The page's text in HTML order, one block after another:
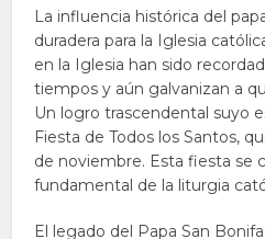
La influencia histórica del
duradera para la Iglesia
en la Iglesia han sido
tiempos y aún galvanizan a
Un logro trascendental suyo
Fiesta de Todos los Santos,
de noviembre. Esta fiesta se
fundamental de la liturgia
El legado del Papa San